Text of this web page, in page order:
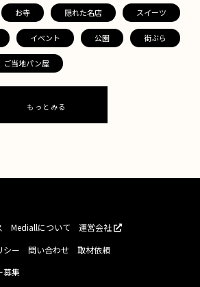
お寺 隠れた名店 スイーツ
イベント 公園 街ぶら
ご当地パン屋
もっとみる
Mediallについて
運営会社
シー
問い合わせ
取材依頼
募集